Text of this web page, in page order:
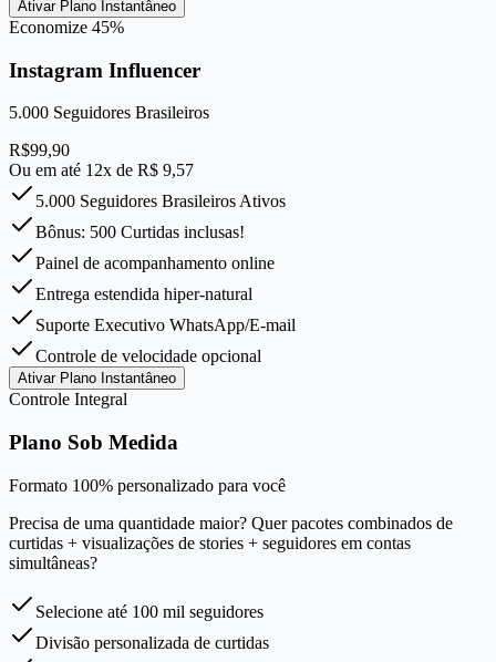
Ativar Plano Instantâneo
Economize 45%
Instagram Influencer
5.000 Seguidores Brasileiros
R$99,90
Ou em até 12x de R$ 9,57
5.000 Seguidores Brasileiros Ativos
Bônus: 500 Curtidas inclusas!
Painel de acompanhamento online
Entrega estendida hiper-natural
Suporte Executivo WhatsApp/E-mail
Controle de velocidade opcional
Ativar Plano Instantâneo
Controle Integral
Plano Sob Medida
Formato 100% personalizado para você
Precisa de uma quantidade maior? Quer pacotes combinados de
curtidas + visualizações de stories + seguidores em contas
simultâneas?
Selecione até 100 mil seguidores
Divisão personalizada de curtidas